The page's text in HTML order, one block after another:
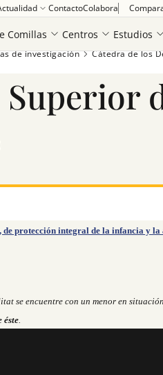
ContactoColabora
Comillas Centros Estudios
de investigación Cátedra de los
protección integral de la infancia y
se encuentre con un menor en
éste.